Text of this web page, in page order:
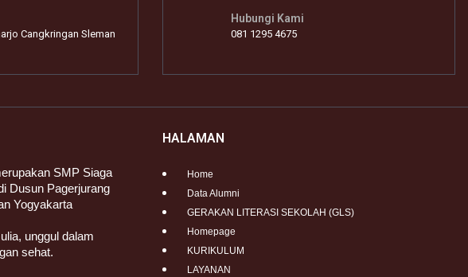
Cangkringan Sleman
Hubungi Kami
081 1295 4675
SMP Siaga
Dusun Pagerjurang
Yogyakarta
unggul dalam
sehat.
HALAMAN
Home
Data Alumni
GERAKAN LITERASI SEKOLAH (GLS)
Homepage
KURIKULUM
LAYANAN